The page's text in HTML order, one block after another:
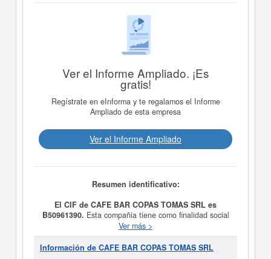
Ver el Informe Ampliado. ¡Es
gratis!
Regístrate en eInforma y te regalamos el Informe
Ampliado de esta empresa
Ver el Informe Ampliado
Resumen identificativo:
El CIF de CAFE BAR COPAS TOMAS SRL es
B50961390. Esta compañia tiene como finalidad social
ALQUILER DE LOCALES Y LAS ACTIVIDADES DE
HOSTELERIA, RESTAURACION Y HOSPEDAJE,
teniendo como fecha de su constitución el día
Ver más >
Información de CAFE BAR COPAS TOMAS SRL